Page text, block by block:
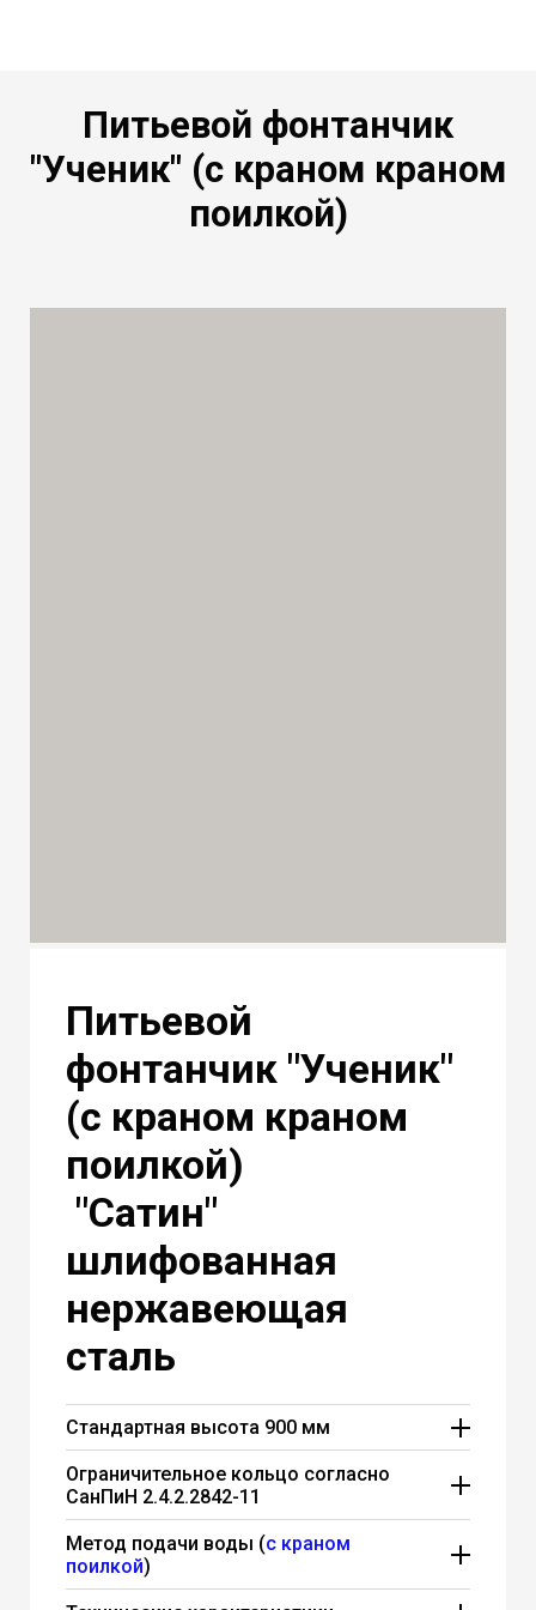
Питьевой фонтанчик
"Ученик" (с краном краном
поилкой)
Питьевой
фонтанчик "Ученик"
(с краном краном
поилкой)
"Сатин"
шлифованная
нержавеющая
сталь
Стандартная высота 900 мм
Стандартная высота питьевого
фонтанчика "Ученик" составляет 900 мм.
Вы можете заказать любую высоту от
600 мм до 1000 мм. Без изменения
стоимости
Ограничительное кольцо согласно
СанПиН 2.4.2.2842-11
Питьевой фонтан "Ученик" соответствует
всем нормам СанПиН 2.4.2.2842-11
который требует в п.4.7: "Конструктивные
Метод подачи воды (с краном
поилкой)
Порционная подача воды в питьевом